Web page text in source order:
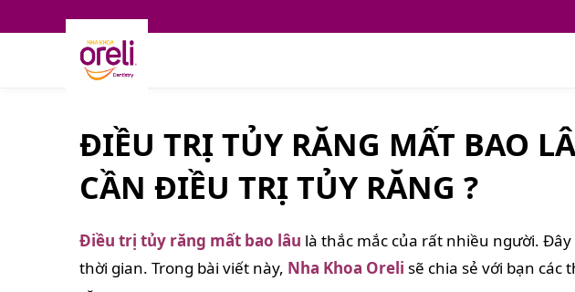
ĐIỀU TRỊ TỦY RĂNG MẤT BAO
CẦN ĐIỀU TRỊ TỦY RĂNG ?
Điều trị tủy răng mất bao lâu là thắc mắc của rất nhiều người.
thời gian. Trong bài viết này, Nha Khoa Oreli sẽ chia sẻ với bạn